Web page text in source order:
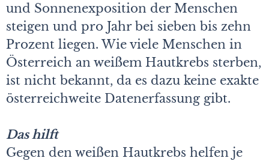
und Sonnenexposition der Menschen
steigen und pro Jahr bei sieben bis zehn
Prozent liegen. Wie viele Menschen in
Österreich an weißem Hautkrebs sterben,
ist nicht bekannt, da es dazu keine exakte
österreichweite Datenerfassung gibt.
Das hilft
Gegen den weißen Hautkrebs helfen je